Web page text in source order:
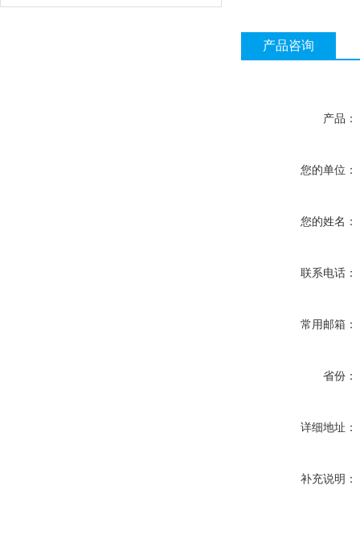
产品咨询
产品：
您的单位：
您的姓名：
联系电话：
常用邮箱：
省份：
详细地址：
补充说明：